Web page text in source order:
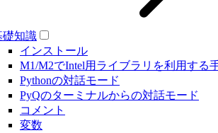
礎知識
インストール
M1/M2でIntel用ライブラリを利用する
Pythonの対話モード
PyQのターミナルからの対話モード
コメント
変数